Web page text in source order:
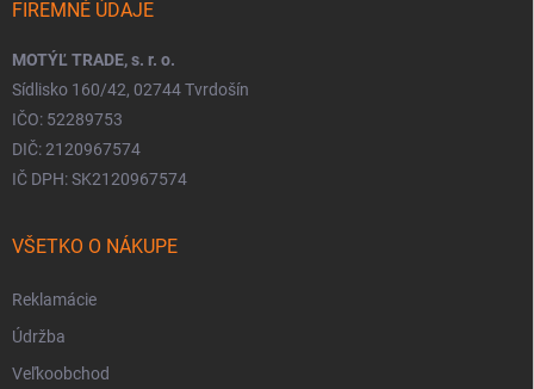
FIREMNÉ ÚDAJE
MOTÝĽ TRADE, s. r. o.
Sídlisko 160/42, 02744 Tvrdošín
IČO: 52289753
DIČ: 2120967574
IČ DPH: SK2120967574
VŠETKO O NÁKUPE
Reklamácie
Údržba
Veľkoobchod